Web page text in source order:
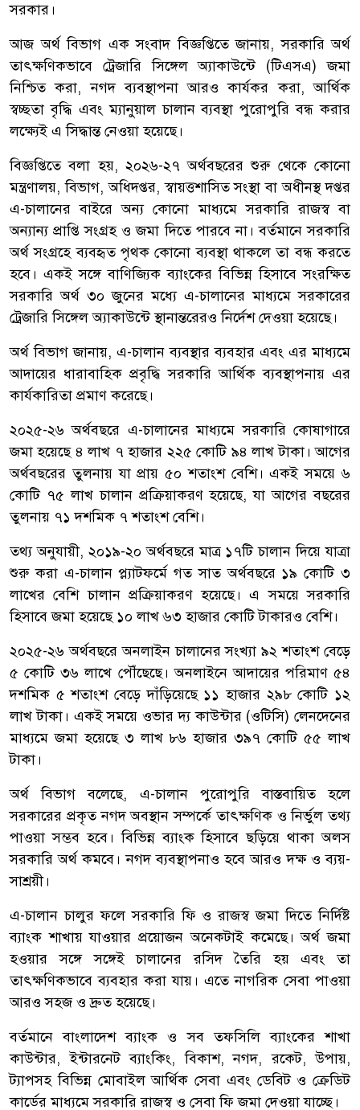
সরকার।
আজ অর্থ বিভাগ এক সংবাদ বিজ্ঞপ্তিতে জানায়, সরকারি অর্থ
তাৎক্ষণিকভাবে ট্রেজারি সিঙ্গেল অ্যাকাউন্টে (টিএসএ) জমা
নিশ্চিত করা, নগদ ব্যবস্থাপনা আরও কার্যকর করা, আর্থিক
স্বচ্ছতা বৃদ্ধি এবং ম্যানুয়াল চালান ব্যবস্থা পুরোপুরি বন্ধ করার
লক্ষ্যেই এ সিদ্ধান্ত নেওয়া হয়েছে।
বিজ্ঞপ্তিতে বলা হয়, ২০২৬-২৭ অর্থবছরের শুরু থেকে কোনো
মন্ত্রণালয়, বিভাগ, অধিদপ্তর, স্বায়ত্তশাসিত সংস্থা বা অধীনস্থ দপ্তর
এ-চালানের বাইরে অন্য কোনো মাধ্যমে সরকারি রাজস্ব বা
অন্যান্য প্রাপ্তি সংগ্রহ ও জমা দিতে পারবে না। বর্তমানে সরকারি
অর্থ সংগ্রহে ব্যবহৃত পৃথক কোনো ব্যবস্থা থাকলে তা বন্ধ করতে
হবে। একই সঙ্গে বাণিজ্যিক ব্যাংকের বিভিন্ন হিসাবে সংরক্ষিত
সরকারি অর্থ ৩০ জুনের মধ্যে এ-চালানের মাধ্যমে সরকারের
ট্রেজারি সিঙ্গেল অ্যাকাউন্টে স্থানান্তরেরও নির্দেশ দেওয়া হয়েছে।
অর্থ বিভাগ জানায়, এ-চালান ব্যবস্থার ব্যবহার এবং এর মাধ্যমে
আদায়ের ধারাবাহিক প্রবৃদ্ধি সরকারি আর্থিক ব্যবস্থাপনায় এর
কার্যকারিতা প্রমাণ করেছে।
২০২৫-২৬ অর্থবছরে এ-চালানের মাধ্যমে সরকারি কোষাগারে
জমা হয়েছে ৪ লাখ ৭ হাজার ২২৫ কোটি ৯৪ লাখ টাকা। আগের
অর্থবছরের তুলনায় যা প্রায় ৫০ শতাংশ বেশি। একই সময়ে ৬
কোটি ৭৫ লাখ চালান প্রক্রিয়াকরণ হয়েছে, যা আগের বছরের
তুলনায় ৭১ দশমিক ৭ শতাংশ বেশি।
তথ্য অনুযায়ী, ২০১৯-২০ অর্থবছরে মাত্র ১৭টি চালান দিয়ে যাত্রা
শুরু করা এ-চালান প্ল্যাটফর্মে গত সাত অর্থবছরে ১৯ কোটি ৩
লাখের বেশি চালান প্রক্রিয়াকরণ হয়েছে। এ সময়ে সরকারি
হিসাবে জমা হয়েছে ১০ লাখ ৬৩ হাজার কোটি টাকারও বেশি।
২০২৫-২৬ অর্থবছরে অনলাইন চালানের সংখ্যা ৯২ শতাংশ বেড়ে
৫ কোটি ৩৬ লাখে পৌঁছেছে। অনলাইনে আদায়ের পরিমাণ ৫৪
দশমিক ৫ শতাংশ বেড়ে দাঁড়িয়েছে ১১ হাজার ২৯৮ কোটি ১২
লাখ টাকা। একই সময়ে ওভার দ্য কাউন্টার (ওটিসি) লেনদেনের
মাধ্যমে জমা হয়েছে ৩ লাখ ৮৬ হাজার ৩৯৭ কোটি ৫৫ লাখ
টাকা।
অর্থ বিভাগ বলেছে, এ-চালান পুরোপুরি বাস্তবায়িত হলে
সরকারের প্রকৃত নগদ অবস্থান সম্পর্কে তাৎক্ষণিক ও নির্ভুল তথ্য
পাওয়া সম্ভব হবে। বিভিন্ন ব্যাংক হিসাবে ছড়িয়ে থাকা অলস
সরকারি অর্থ কমবে। নগদ ব্যবস্থাপনাও হবে আরও দক্ষ ও ব্যয়-
সাশ্রয়ী।
এ-চালান চালুর ফলে সরকারি ফি ও রাজস্ব জমা দিতে নির্দিষ্ট
ব্যাংক শাখায় যাওয়ার প্রয়োজন অনেকটাই কমেছে। অর্থ জমা
হওয়ার সঙ্গে সঙ্গেই চালানের রসিদ তৈরি হয় এবং তা
তাৎক্ষণিকভাবে ব্যবহার করা যায়। এতে নাগরিক সেবা পাওয়া
আরও সহজ ও দ্রুত হয়েছে।
বর্তমানে বাংলাদেশ ব্যাংক ও সব তফসিলি ব্যাংকের শাখা
কাউন্টার, ইন্টারনেট ব্যাংকিং, বিকাশ, নগদ, রকেট, উপায়,
ট্যাপসহ বিভিন্ন মোবাইল আর্থিক সেবা এবং ডেবিট ও ক্রেডিট
কার্ডের মাধ্যমে সরকারি রাজস্ব ও সেবা ফি জমা দেওয়া যাচ্ছে।